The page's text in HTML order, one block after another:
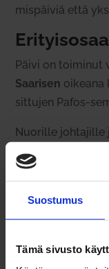
Suostumus
Tämä sivusto
mis­päiviä että
Päivi on toi­minut
Saa­risen
sit­tujen Pafos-
Nuo­rille joh­ta­jille
Tulen­kan­tajat
Saa­risen kanssa
Nykyisin Pafos-